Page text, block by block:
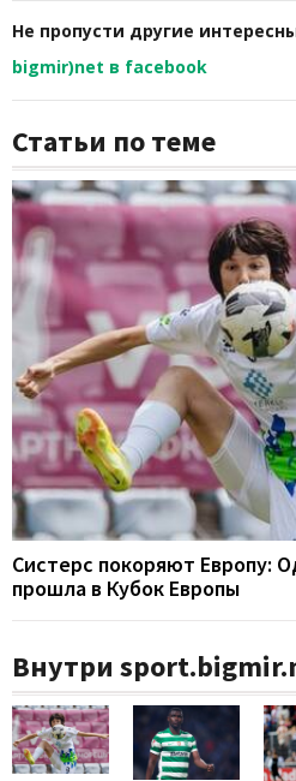
Не пропусти другие
bigmir)net в facebook
Статьи по теме
Систерс покоряют Европу:
прошла в Кубок Европы
Внутри